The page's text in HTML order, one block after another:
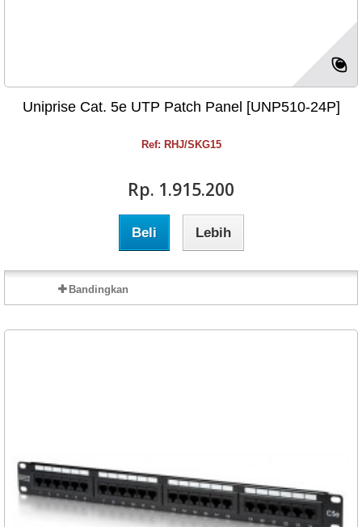
Uniprise Cat. 5e UTP Patch Panel [UNP510-24P]
Ref: RHJ/SKG15
Rp‎. 1.915.200
Beli Lebih
Bandingkan